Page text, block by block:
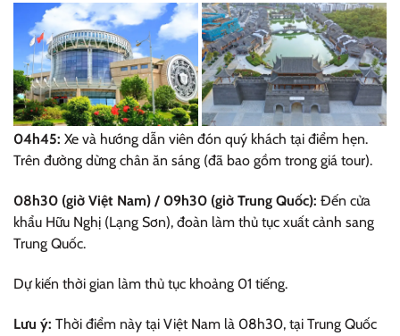
04h45: Xe và hướng dẫn viên đón quý khách tại điểm hẹn.
Trên đường dừng chân ăn sáng (đã bao gồm trong giá tour).
08h30 (giờ Việt Nam) / 09h30 (giờ Trung Quốc): Đến cửa
khẩu Hữu Nghị (Lạng Sơn), đoàn làm thủ tục xuất cảnh sang
Trung Quốc.
Dự kiến thời gian làm thủ tục khoảng 01 tiếng.
Lưu ý: Thời điểm này tại Việt Nam là 08h30, tại Trung Quốc